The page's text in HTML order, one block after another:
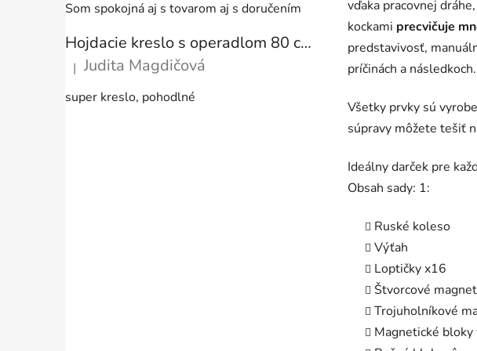
Som spokojná aj s tovarom aj s doručením
Hojdacie kreslo s operadlom 80 cm + vankúše
Hodnotenie produktu je 5 z 5 hviezdičiek.
| Judita Magdičová
super kreslo, pohodlné
vďaka pracovnej
kockami precvičuje
predstavivosť,
príčinách a následkoch.
Všetky prvky sú
súpravy môžete tešiť
Ideálny darček pre
Obsah sady: 1:
Ruské koleso
Výťah
Loptičky x16
Štvorcové
Trojuholníkové
Magnetické bloky